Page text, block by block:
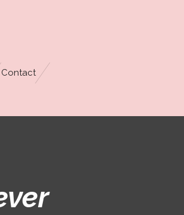
Contact